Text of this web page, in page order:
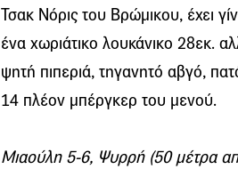
Τσακ Νόρις του Βρώμικου, έχει
ένα χωριάτικο λουκάνικο 28εκ.
ψητή πιπεριά, τηγανητό αβγό,
14 πλέον μπέργκερ του μενού.
Μιαούλη 5-6, Ψυρρή (50 μέτρα